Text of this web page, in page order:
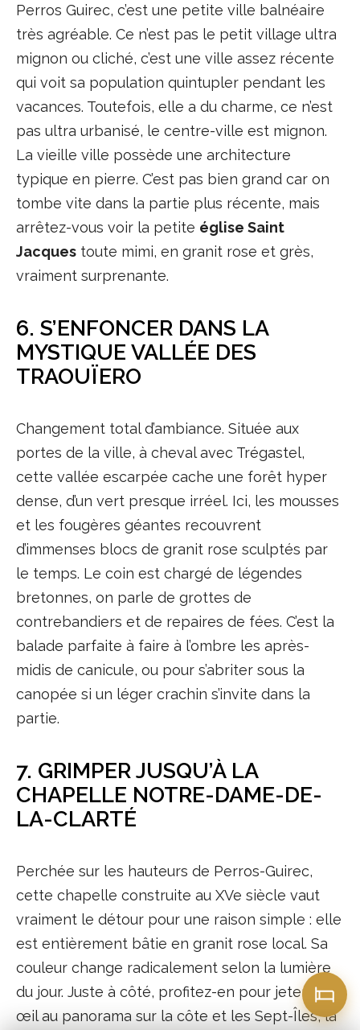
Perros Guirec, c’est une petite ville balnéaire
très agréable. Ce n’est pas le petit village ultra
mignon ou cliché, c’est une ville assez récente
qui voit sa population quintupler pendant les
vacances. Toutefois, elle a du charme, ce n’est
pas ultra urbanisé, le centre-ville est mignon.
La vieille ville possède une architecture
typique en pierre. C’est pas bien grand car on
tombe vite dans la partie plus récente, mais
arrêtez-vous voir la petite église Saint
Jacques toute mimi, en granit rose et grès,
vraiment surprenante.
6. S’ENFONCER DANS LA
MYSTIQUE VALLÉE DES
TRAOUÏERO
Changement total d’ambiance. Située aux
portes de la ville, à cheval avec Trégastel,
cette vallée escarpée cache une forêt hyper
dense, d’un vert presque irréel. Ici, les mousses
et les fougères géantes recouvrent
d’immenses blocs de granit rose sculptés par
le temps. Le coin est chargé de légendes
bretonnes, on parle de grottes de
contrebandiers et de repaires de fées. C’est la
balade parfaite à faire à l’ombre les après-
midis de canicule, ou pour s’abriter sous la
canopée si un léger crachin s’invite dans la
partie.
7. GRIMPER JUSQU’À LA
CHAPELLE NOTRE-DAME-DE-
LA-CLARTÉ
Perchée sur les hauteurs de Perros-Guirec,
cette chapelle construite au XVe siècle vaut
vraiment le détour pour une raison simple : elle
est entièrement bâtie en granit rose local. Sa
couleur change radicalement selon la lumière
du jour. Juste à côté, profitez-en pour jeter un
œil au panorama sur la côte et les Sept-Îles, la